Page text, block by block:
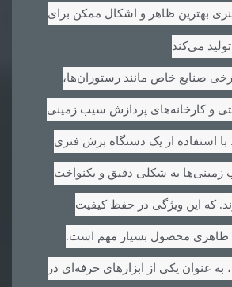
بهترین ظاهر و اشکال ممکن برای
می‌کند
صنایع خاص مانند رستوران‌ها،
و کارخانه‌های پردازش سیب زمینی
استفاده از یک دستگاه برش فنری
به شکلی دقیق و یکنواخت
که این ویژگی در حفظ کیفیت
ظاهری محصول بسیار مهم است.
به عنوان یکی از ابزارهای حرفه‌ای در